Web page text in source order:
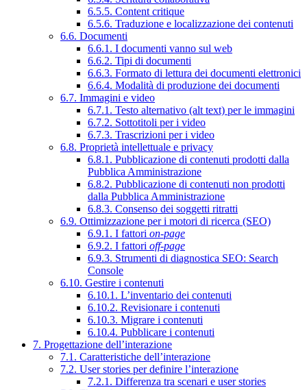
6.5.5. Content critique
6.5.6. Traduzione e localizzazione dei contenuti
6.6. Documenti
6.6.1. I documenti vanno sul web
6.6.2. Tipi di documenti
6.6.3. Formato di lettura dei documenti elettronici
6.6.4. Modalità di produzione dei documenti
6.7. Immagini e video
6.7.1. Testo alternativo (alt text) per le immagini
6.7.2. Sottotitoli per i video
6.7.3. Trascrizioni per i video
6.8. Proprietà intellettuale e privacy
6.8.1. Pubblicazione di contenuti prodotti dalla
Pubblica Amministrazione
6.8.2. Pubblicazione di contenuti non prodotti
dalla Pubblica Amministrazione
6.8.3. Consenso dei soggetti ritratti
6.9. Ottimizzazione per i motori di ricerca (SEO)
6.9.1. I fattori on-page
6.9.2. I fattori off-page
6.9.3. Strumenti di diagnostica SEO: Search
Console
6.10. Gestire i contenuti
6.10.1. L’inventario dei contenuti
6.10.2. Revisionare i contenuti
6.10.3. Migrare i contenuti
6.10.4. Pubblicare i contenuti
7. Progettazione dell’interazione
7.1. Caratteristiche dell’interazione
7.2. User stories per definire l’interazione
7.2.1. Differenza tra scenari e user stories